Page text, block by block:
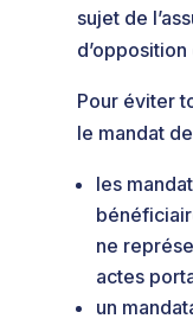
sujet de
d’opposition
Pour éviter
le mandat
les
ne
actes
un